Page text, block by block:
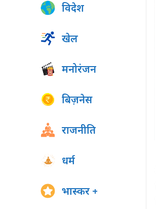
विदेश
खेल
मनोरंजन
बिज़नेस
राजनीति
धर्म
भास्कर +